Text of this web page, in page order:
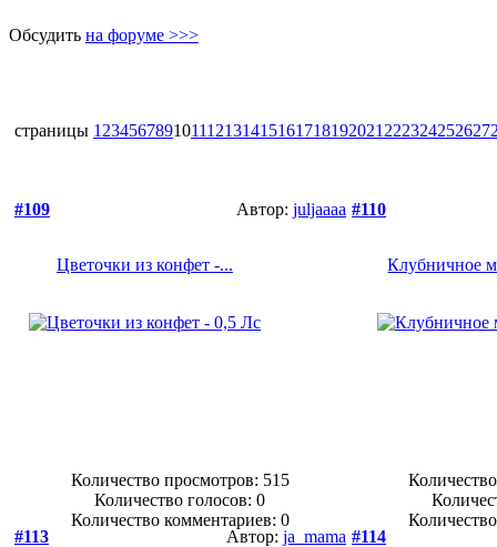
Обсудить на форуме >>>
страницы 1 23456789101112131415161718192021 222324252627
#109 Автор: juljaaaa
Цветочки из конфет -...
Количество просмотров: 515
Количество голосов:0
Количество комментариев: 0
#110
Клубничное
#113
Автор: ja_mama #114